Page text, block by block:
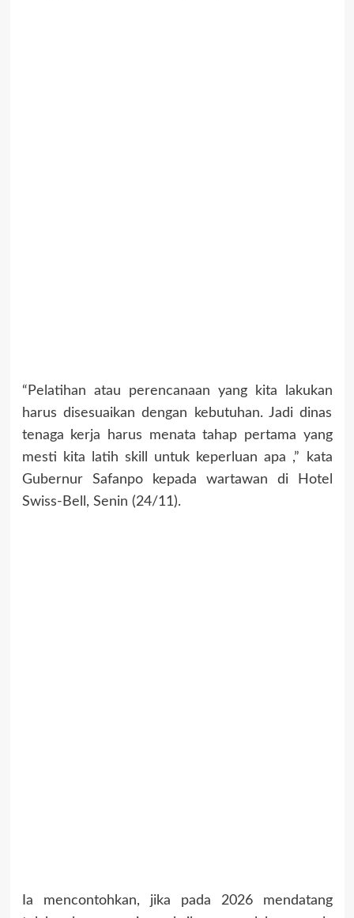
“Pelatihan atau perencanaan yang kita lakukan
harus disesuaikan dengan kebutuhan. Jadi dinas
tenaga kerja harus menata tahap pertama yang
mesti kita latih skill untuk keperluan apa ,” kata
Gubernur Safanpo kepada wartawan di Hotel
Swiss-Bell, Senin (24/11).
Ia mencontohkan, jika pada 2026 mendatang